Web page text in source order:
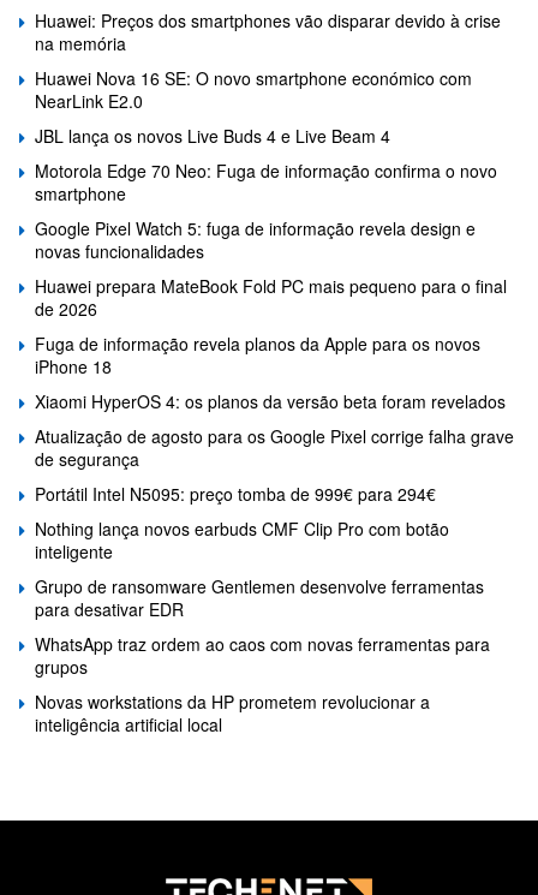
Huawei: Preços dos smartphones vão disparar devido à crise
na memória
Huawei Nova 16 SE: O novo smartphone económico com
NearLink E2.0
JBL lança os novos Live Buds 4 e Live Beam 4
Motorola Edge 70 Neo: Fuga de informação confirma o novo
smartphone
Google Pixel Watch 5: fuga de informação revela design e
novas funcionalidades
Huawei prepara MateBook Fold PC mais pequeno para o final
de 2026
Fuga de informação revela planos da Apple para os novos
iPhone 18
Xiaomi HyperOS 4: os planos da versão beta foram revelados
Atualização de agosto para os Google Pixel corrige falha grave
de segurança
Portátil Intel N5095: preço tomba de 999€ para 294€
Nothing lança novos earbuds CMF Clip Pro com botão
inteligente
Grupo de ransomware Gentlemen desenvolve ferramentas
para desativar EDR
WhatsApp traz ordem ao caos com novas ferramentas para
grupos
Novas workstations da HP prometem revolucionar a
inteligência artificial local